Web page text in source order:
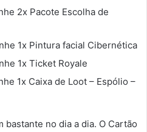
2x Pacote Escolha de
1x Pintura facial Cibernética
1x Ticket Royale
1x Caixa de Loot – Espólio –
bastante no dia a dia. O Cartão